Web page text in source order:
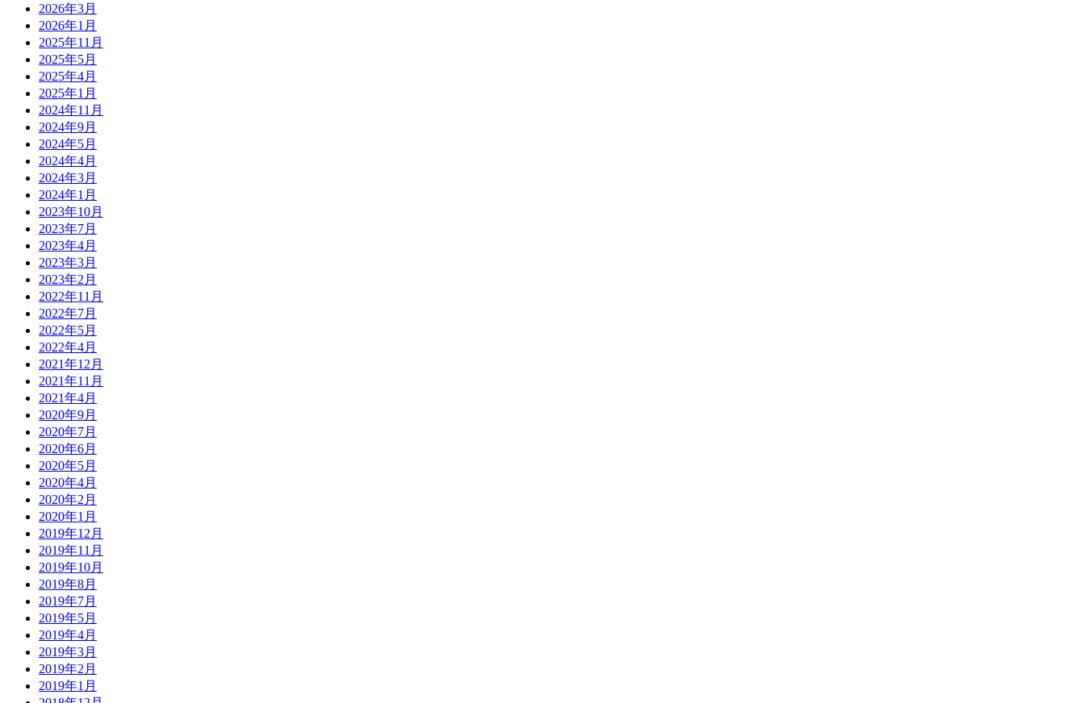
2026年3月
2026年1月
2025年11月
2025年5月
2025年4月
2025年1月
2024年11月
2024年9月
2024年5月
2024年4月
2024年3月
2024年1月
2023年10月
2023年7月
2023年4月
2023年3月
2023年2月
2022年11月
2022年7月
2022年5月
2022年4月
2021年12月
2021年11月
2021年4月
2020年9月
2020年7月
2020年6月
2020年5月
2020年4月
2020年2月
2020年1月
2019年12月
2019年11月
2019年10月
2019年8月
2019年7月
2019年5月
2019年4月
2019年3月
2019年2月
2019年1月